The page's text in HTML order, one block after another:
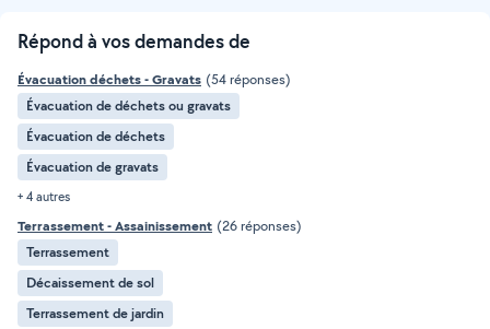
Répond à vos demandes de
Évacuation déchets - Gravats (54 réponses)
Évacuation de déchets ou gravats
Évacuation de déchets
Évacuation de gravats
+ 4 autres
Terrassement - Assainissement (26 réponses)
Terrassement
Décaissement de sol
Terrassement de jardin